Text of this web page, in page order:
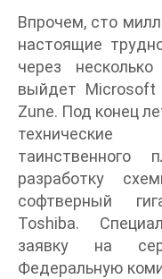
Впрочем, сто
настоящие
через
выйдет
Zune. Под конец
технические
таинственного
разработку
софтверный
Toshiba.
заявку на
Федеральную